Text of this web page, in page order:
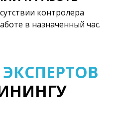
контролера
в назначенный час.